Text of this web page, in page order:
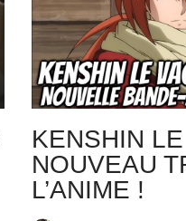
KENSHIN
NOUVEAU
L’ANIME !